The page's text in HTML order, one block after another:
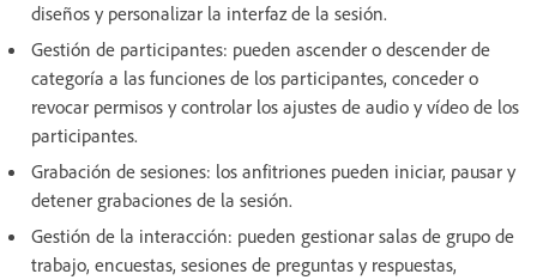
diseños y personalizar la interfaz de la sesión.
Gestión de participantes: pueden ascender o descender de
categoría a las funciones de los participantes, conceder o
revocar permisos y controlar los ajustes de audio y vídeo de los
participantes.
Grabación de sesiones: los anfitriones pueden iniciar, pausar y
detener grabaciones de la sesión.
Gestión de la interacción: pueden gestionar salas de grupo de
trabajo, encuestas, sesiones de preguntas y respuestas,